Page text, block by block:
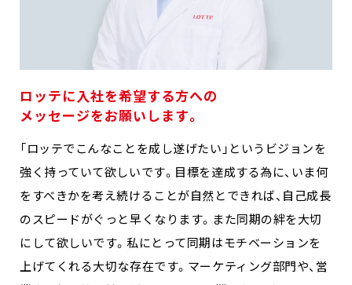
ロッテに入社を希望する方への
メッセージをお願いします。
「ロッテでこんなことを成し遂げたい」というビジョンを
強く持っていて欲しいです。目標を達成する為に、いま何
をすべきかを考え続けることが自然とできれば、自己成長
のスピードがぐっと早くなります。また同期の絆を大切
にして欲しいです。私にとって同期はモチベーションを
上げてくれる大切な存在です。マーケティング部門や、営